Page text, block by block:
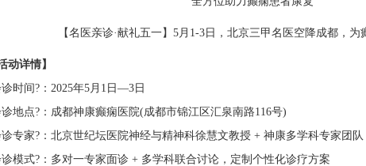
动详情】
诊时间?：2025年5月1日—3日
诊地点?：成都神康癫痫医院(成都市锦江区汇泉南路116号)
诊专家?：北京世纪坛医院神经与精神科徐慧文教授 + 神康多学科专家团队
诊模式?：多对一专家面诊 + 多学科联合讨论，定制个性化诊疗方案